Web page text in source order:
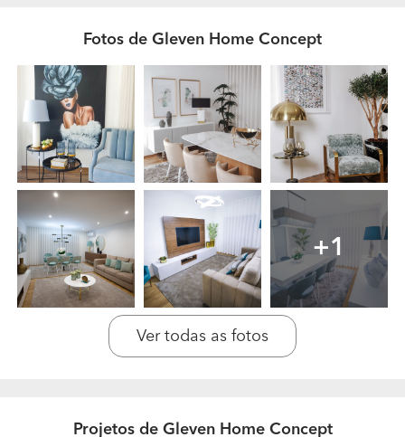
Que garantias oferece aos seus clientes em
relação aos trabalhos realizados?
Personalização em todo o trabalho, acompanhamento
assíduo e máxima atenção aos detalhes.
Fotos de Gleven Home Concept
+1
Ver todas as fotos
Projetos de Gleven Home Concept